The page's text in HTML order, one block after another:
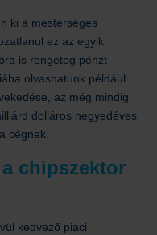
ki a mesterséges
ez az egyik
is rengeteg pénzt
olvashatunk például
az még mindig
dolláros negyedéves
cégnek.
chipszektor
kedvező piaci